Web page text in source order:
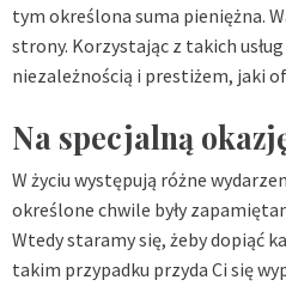
tym określona suma pieniężna.
strony. Korzystając z takich
niezależnością i prestiżem, jaki
Na specjalną
W życiu występują różne
określone chwile były
Wtedy staramy się, żeby dopiąć
takim przypadku przyda Ci się